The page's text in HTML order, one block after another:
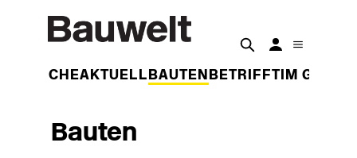
WOCHEAKTUELL BAUTEN BETRIFFT IM
Bauten